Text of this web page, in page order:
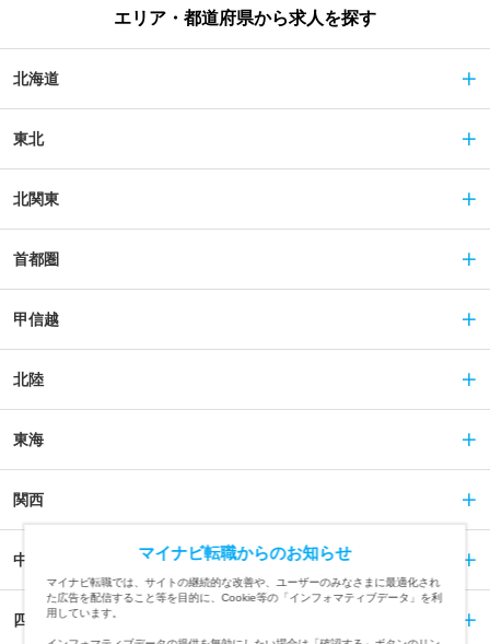
エリア・都道府県から求人を探す
北海道
東北
北関東
首都圏
甲信越
北陸
東海
関西
中国
四国
マイナビ転職からのお知らせ
マイナビ転職では、サイトの継続的な改善や、ユーザーのみなさまに最適化され
た広告を配信すること等を目的に、Cookie等の「インフォマティブデータ」を利
用しています。